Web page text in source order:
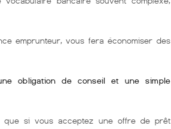
emprunteur, vous fera économiser des
obligation de conseil et une simple
que si vous acceptez une offre de prêt